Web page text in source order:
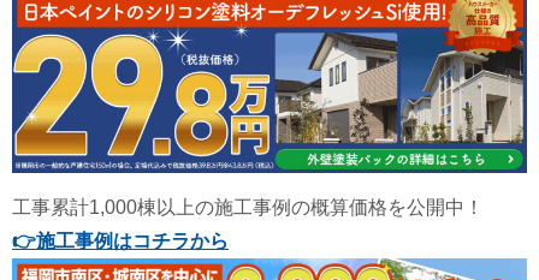
工事累計1,000棟以上の施工事例の概算価格を公開中！
👉施工事例はコチラから